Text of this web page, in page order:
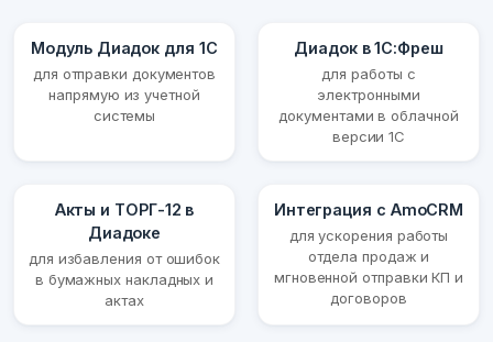
Модуль Диадок для 1С
для отправки документов
напрямую из учетной
системы
Диадок в 1С:Фреш
для работы с
электронными
документами в облачной
версии 1С
Акты и ТОРГ-12 в
Диадоке
для избавления от ошибок
в бумажных накладных и
актах
Интеграция с AmoCRM
для ускорения работы
отдела продаж и
мгновенной отправки КП и
договоров